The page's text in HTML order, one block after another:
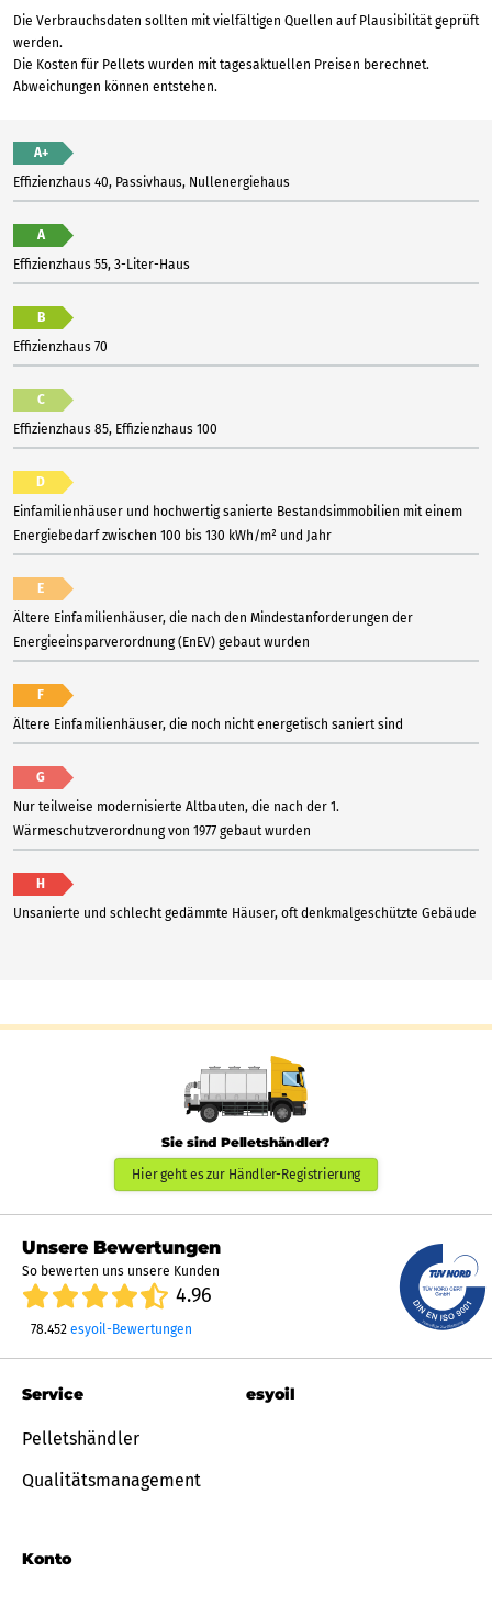
Die Verbrauchsdaten sollten mit vielfältigen Quellen auf Plausibilität geprüft
werden.
Die Kosten für Pellets wurden mit tagesaktuellen Preisen berechnet.
Abweichungen können entstehen.
A+
Effizienzhaus 40, Passivhaus, Nullenergiehaus
A
Effizienzhaus 55, 3-Liter-Haus
B
Effizienzhaus 70
C
Effizienzhaus 85, Effizienzhaus 100
D
Einfamilienhäuser und hochwertig sanierte Bestandsimmobilien mit einem
Energiebedarf zwischen 100 bis 130 kWh/m² und Jahr
E
Ältere Einfamilienhäuser, die nach den Mindestanforderungen der
Energieeinsparverordnung (EnEV) gebaut wurden
F
Ältere Einfamilienhäuser, die noch nicht energetisch saniert sind
G
Nur teilweise modernisierte Altbauten, die nach der 1.
Wärmeschutzverordnung von 1977 gebaut wurden
H
Unsanierte und schlecht gedämmte Häuser, oft denkmalgeschützte Gebäude
Sie sind Pelletshändler?
Hier geht es zur Händler-Registrierung
Unsere Bewertungen
So bewerten uns unsere Kunden
4.96
78.452 esyoil-Bewertungen
Service
Pelletshändler
Qualitätsmanagement
Konto
esyoil